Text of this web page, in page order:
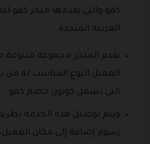
كفو والتي يقدمها متجر كفو
العربية المتحدة.
يقدم المتجر مجموعة متنوعة
العميل النوع المناسب له من
التي تشمل كوبون خصم كفو.
ويتم توصيل هذه الخدمة
رسوم إضافة إلى مكان